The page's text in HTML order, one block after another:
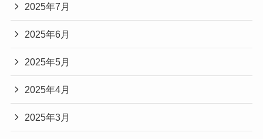
2025年7月
2025年6月
2025年5月
2025年4月
2025年3月